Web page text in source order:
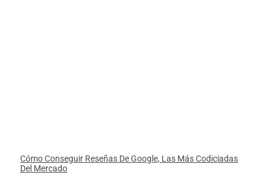
Cómo Conseguir Reseñas De Google, Las Más Codiciadas
Del Mercado